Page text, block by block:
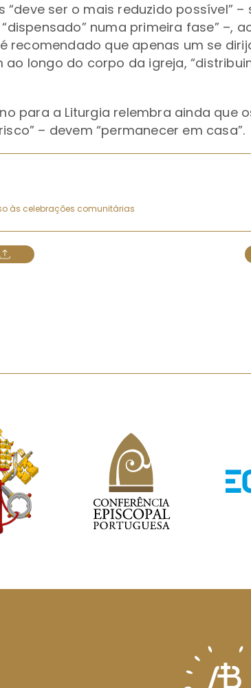
ser o mais reduzido possível”
numa primeira fase” –,
recomendado que apenas um se
ao longo do corpo da igreja,
para a Liturgia relembra ainda que
– devem “permanecer em casa”.
às celebrações comunitárias